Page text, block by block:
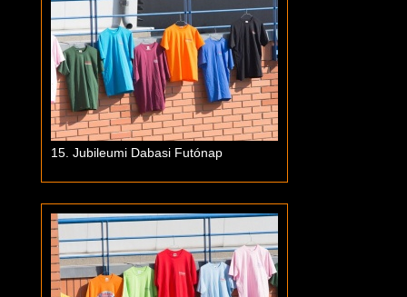
15. Jubileumi Dabasi Futónap